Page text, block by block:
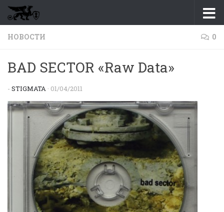
Перейти к содержимому
НОВОСТИ 0
BAD SECTOR «Raw Data»
- STIGMATA · 01/04/2011